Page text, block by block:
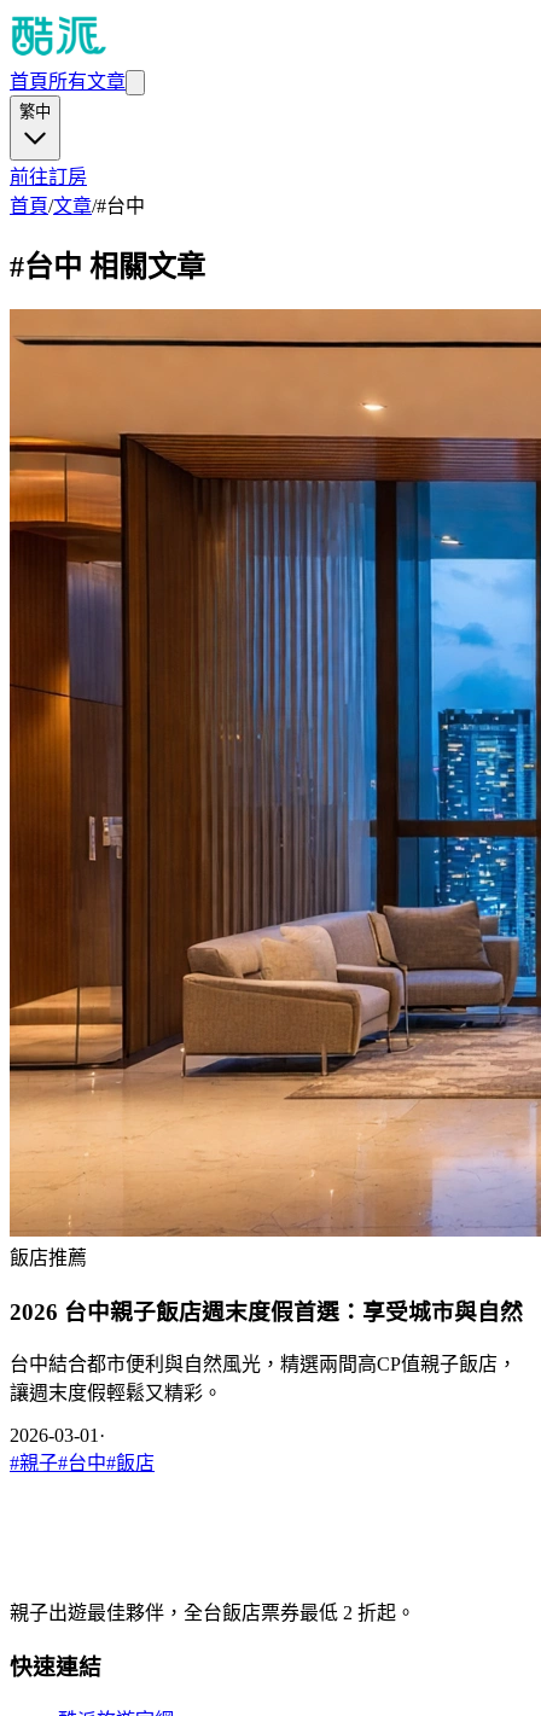
首頁所有文章
繁中
前往訂房
首頁/文章/#台中
#台中 相關文章
飯店推薦
2026 台中親子飯店週末度假首選：享受城市與自然
台中結合都市便利與自然風光，精選兩間高CP值親子飯店，
讓週末度假輕鬆又精彩。
2026-03-01 ·
#親子#台中#飯店
親子出遊最佳夥伴，全台飯店票券最低 2 折起。
快速連結